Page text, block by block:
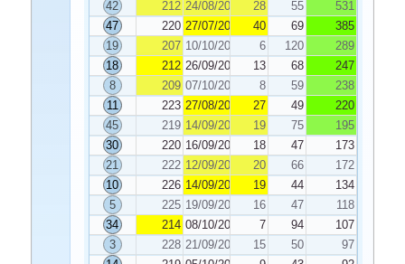
42
212 24/08/2022 28 55
531
47
220 27/07/2022 40 69
385
19
207 10/10/2022 6 120
289
18
212 26/09/2022 13 68
247
8
209 07/10/2022 8 59
238
11
223 27/08/2022 27 49
220
45
219 14/09/2022 19 75
195
30
220 16/09/2022 18 47
173
21
222 12/09/2022 20 66
172
10
226 14/09/2022 19 44
134
5
225 19/09/2022 16 47
118
34
214 08/10/2022 7 94
107
3
228 21/09/2022 15 50
97